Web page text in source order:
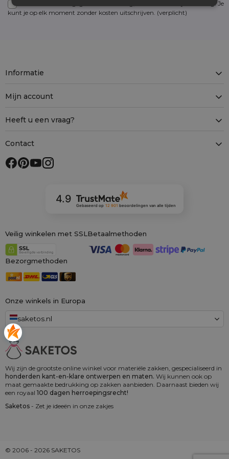
Voor details over gegevensverwerking, zie onze Privacyverklaring. Je
kunt je op elk moment zonder kosten uitschrijven . (verplicht)
Wij zijn de grootste online winkel voor materiële zakken, gespecialiseerd in
honderden kant-en-klare ontwerpen en maten. Wij kunnen ook op
maat gemaakte bedrukking op zakken aanbieden. Daarnaast bieden wij
een royaal 100 dagen herroepingsrecht!
Saketos - Zet je ideeën in onze zakjes
Onze winkels in Europa
saketos.nl
Informatie
Mijn account
Heeft u een vraag?
Contact
4.9
Gebaseerd op 12 901 beoordelingen van alle tijden
Veilig winkelen met SSL Betaalmethoden
Bezorgmethoden
© 2006 - 2026 SAKETOS